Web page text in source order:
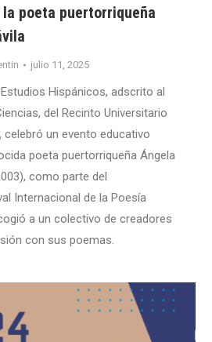
poeta puertorriqueña
julio 11, 2025
Hispánicos, adscrito al
del Recinto Universitario
celebró un evento educativo
poeta puertorriqueña Ángela
como parte del
Internacional de la Poesía
a un colectivo de creadores
con sus poemas.